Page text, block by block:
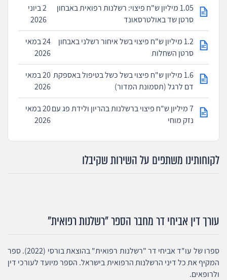
1.05 מיליון ש"ח פיצוי: רשלנות רפואית באבחון
סרטן שד באולטרסאונד
2 ביוני
2026
1.2 מיליון ש"ח פיצוי בשל איחור רשלני באבחון
סרטן השחלות
24 במאי
2026
1.6 מיליון ש"ח פיצוי בשל כשל בטיפול באספקת
דם לרגל (תסמונת המדור)
20 במאי
2026
7 מיליון ש"ח פיצוי ברשלנות בהריון ולידת פג עם
נזק מוחי
20 במאי
2026
לקוחותינו משתפים על השירות שקיבלו
עורך דין אביחי דר מחבר הספר "רשלנות רפואית"
ספרו של עו"ד אביחי דר "רשלנות רפואית" בהוצאת בורסי (2022). ספר
המקיף את כל דיני הרשלנות הרפואית בישראל. הספר מיועד לעורכי דין
ולרופאים.